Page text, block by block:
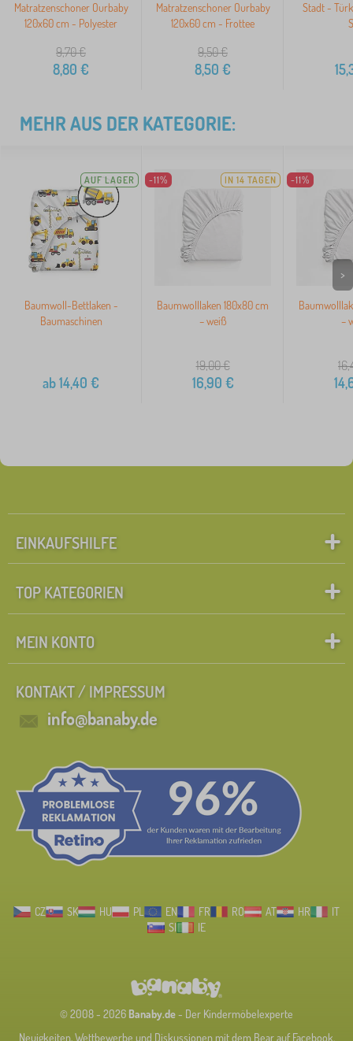
Matratzenschoner Ourbaby
120x60 cm - Polyester
9,70€
8,80 €
Matratzenschoner Ourbaby
120x60 cm - Frottee
9,50€
8,50 €
Stadt -
MEHR AUS DER KATEGORIE:
AUF LAGER
Baumwoll-Bettlaken -
Baumaschinen
ab14,40 €
-11% IN 14 TAGEN
Baumwolllaken 180x80 cm
– weiß
19,00€
16,90 €
-11%
–
>
EINKAUFSHILFE
TOP KATEGORIEN
MEIN KONTO
KONTAKT / IMPRESSUM
info@banaby.de
CZ SK HU PL EN FR RO AT HR
IT
SI
IE
© 2008 - 2026 Banaby.de- Der Kindermöbelexperte
Neuigkeiten, Wettbewerbe und Diskussionen mit dem Bear auf Facebook.